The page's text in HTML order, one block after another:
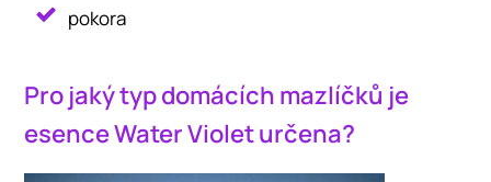
pokora
Pro jaký typ domácích mazlíčků je
esence Water Violet určena?